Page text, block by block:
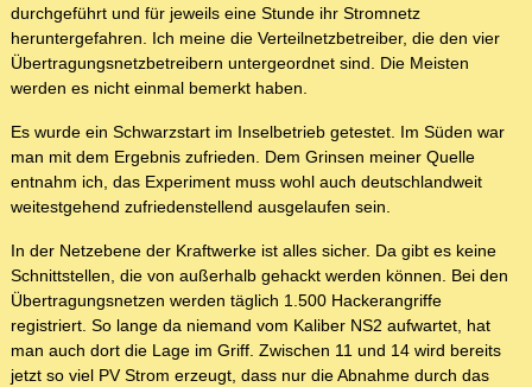
durchgeführt und für jeweils eine Stunde ihr Stromnetz
heruntergefahren. Ich meine die Verteilnetzbetreiber, die den vier
Übertragungsnetzbetreibern untergeordnet sind. Die Meisten
werden es nicht einmal bemerkt haben.
Es wurde ein Schwarzstart im Inselbetrieb getestet. Im Süden war
man mit dem Ergebnis zufrieden. Dem Grinsen meiner Quelle
entnahm ich, das Experiment muss wohl auch deutschlandweit
weitestgehend zufriedenstellend ausgelaufen sein.
In der Netzebene der Kraftwerke ist alles sicher. Da gibt es keine
Schnittstellen, die von außerhalb gehackt werden können. Bei den
Übertragungsnetzen werden täglich 1.500 Hackerangriffe
registriert. So lange da niemand vom Kaliber NS2 aufwartet, hat
man auch dort die Lage im Griff. Zwischen 11 und 14 wird bereits
jetzt so viel PV Strom erzeugt, dass nur die Abnahme durch das